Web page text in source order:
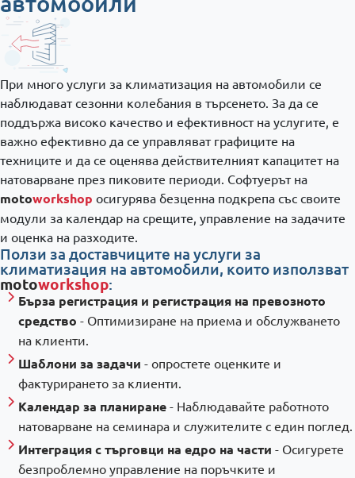
При много услуги за климатизация на автомобили се
наблюдават сезонни колебания в търсенето. За да се
поддържа високо качество и ефективност на услугите, е
важно ефективно да се управляват графиците на
техниците и да се оценява действителният капацитет на
натоварване през пиковите периоди. Софтуерът на
motoworkshop осигурява безценна подкрепа със своите
модули за календар на срещите, управление на задачите
и оценка на разходите.
Ползи за доставчиците на услуги за
климатизация на автомобили, които използват
motoworkshop:
Бърза регистрация и регистрация на превозното
средство - Оптимизиране на приема и обслужването
на клиенти.
Шаблони за задачи - опростете оценките и
фактурирането за клиенти.
Календар за планиране- Наблюдавайте работното
натоварване на семинара и служителите с един поглед.
Интеграция с търговци на едро на части - Осигурете
безпроблемно управление на поръчките и